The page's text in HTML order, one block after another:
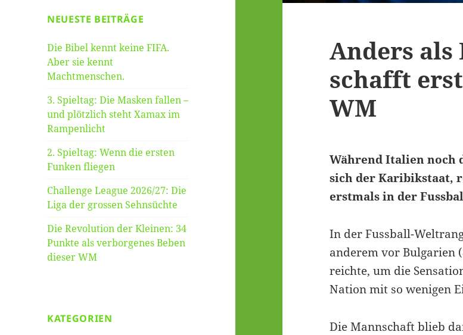
NEUESTE BEITRÄGE
Die Bibel kennt keine FIFA.
Aber sie kennt
Machtmenschen.
3. Spieltag: Die Masken fallen –
und plötzlich steht Xamax im
Rampenlicht
2. Spieltag: Wenn die ersten
Funken fliegen
Challenge League 2026/27: Die
Liga der grossen Sehnsüchte
Die Revolution der Kleinen: 34
Punkte als verborgenes Beben
dieser WM
KATEGORIEN
Anders als
schafft
WM
Während Italien noch
sich der Karibikstaat,
erstmals in der
In der Fussball-
anderem vor Bulgarien
reichte, um die
Nation mit so wenigen
Die Mannschaft blieb